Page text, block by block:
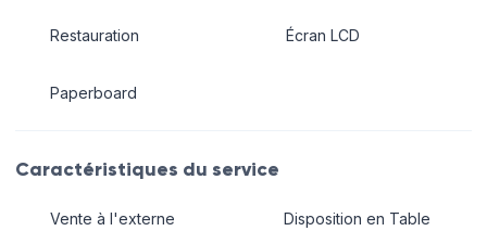
Restauration
Paperboard
Écran LCD
Caractéristiques du service
Vente à l'externe
Disposition en Table